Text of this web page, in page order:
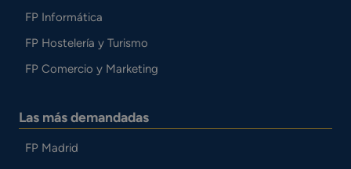
FP Informática
FP Hostelería y Turismo
FP Comercio y Marketing
Las más demandadas
FP Madrid